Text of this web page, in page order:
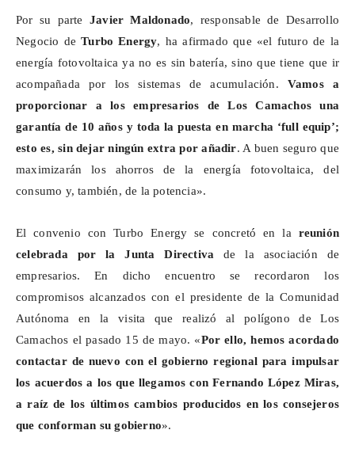
Por su parte Javier Maldonado, responsable de Desarrollo
Negocio deTurbo Energy, ha afirmado que «el futuro de la
energía fotovoltaica ya no es sin batería, sino que tiene que ir
acompañada por los sistemas de acumulación. Vamos a
proporcionar a los empresarios de LosCamachos una
garantía de 10 años y toda la puesta en marcha ‘full equip’;
esto es, sin dejar ningún extra por añadir. A buen seguro que
maximizarán los ahorros de la energía fotovoltaica, del
consumo y, también, de la potencia».
El convenio con Turbo Energy se concretó en la reunión
celebrada por la Junta Directiva de la asociación de
empresarios. En dicho encuentro se recordaron los
compromisos alcanzados con el presidente de la Comunidad
Autónoma en la visita que realizó al polígono de Los
Camachos el pasado 15 de mayo. «Por ello, hemos acordado
contactar de nuevo con el gobierno regional para impulsar
los acuerdos a los que llegamos con Fernando López Miras,
a raíz de los últimos cambios producidos en los consejeros
que conforman su gobierno».